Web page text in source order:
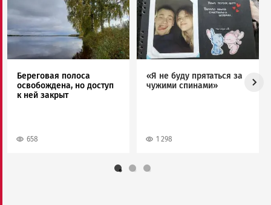
Береговая полоса
освобождена, но доступ
к ней закрыт
658
«Я не буду прятаться за
чужими спинами»
1 298